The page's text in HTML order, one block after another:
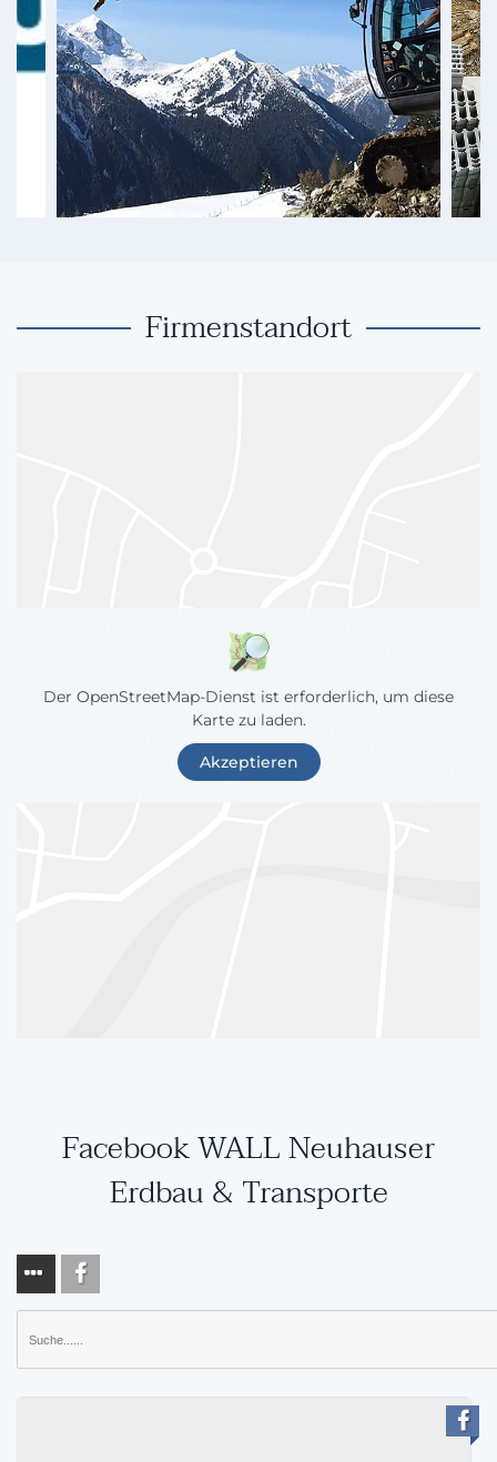
Firmenstandort
Der OpenStreetMap-Dienst ist erforderlich, um diese
Karte zu laden.
Akzeptieren
Facebook WALL Neuhauser
Erdbau & Transporte